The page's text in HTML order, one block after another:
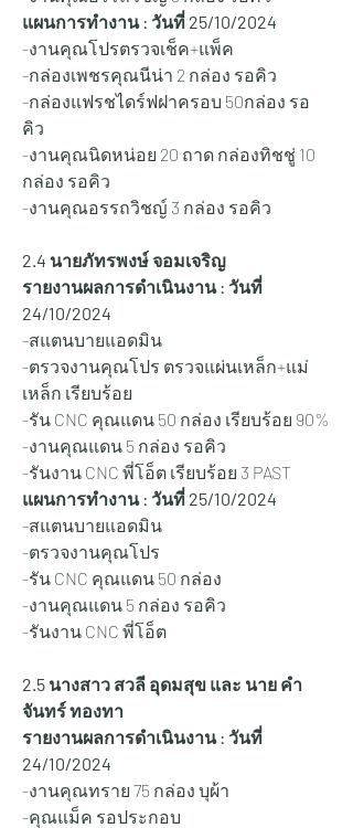
แผนการทำงาน : วันที่ 25/10/2024
-งานคุณโปรตรวจเช็ค+แพ็ค
-กล่องเพชรคุณนีน่า 2 กล่อง รอคิว
-กล่องแฟรชไดร์ฟฝาครอบ 50กล่อง รอ
คิว
-งานคุณนิดหน่อย 20 ถาด กล่องทิชชู่ 10
กล่อง รอคิว
-งานคุณอรรถวิชญ์ 3 กล่อง รอคิว
2.4 นายภัทรพงษ์ จอมเจริญ
รายงานผลการดำเนินงาน : วันที่
24/10/2024
-สแตนบายแอดมิน
-ตรวจงานคุณโปร ตรวจแผ่นเหล็ก+แม่
เหล็ก เรียบร้อย
-รัน CNC คุณแดน 50 กล่อง เรียบร้อย 90%
-งานคุณแดน 5 กล่อง รอคิว
-รันงาน CNC พี่โอ็ต เรียบร้อย 3 PAST
แผนการทำงาน : วันที่ 25/10/2024
-สแตนบายแอดมิน
-ตรวจงานคุณโปร
-รัน CNC คุณแดน 50 กล่อง
-งานคุณแดน 5 กล่อง รอคิว
-รันงาน CNC พี่โอ็ต
2.5 นางสาว สวลี อุดมสุข และ นาย คำ
จันทร์ ทองทา
รายงานผลการดำเนินงาน : วันที่
24/10/2024
-งานคุณทราย 75 กล่อง บุผ้า
-คุณแม็ค รอประกอบ